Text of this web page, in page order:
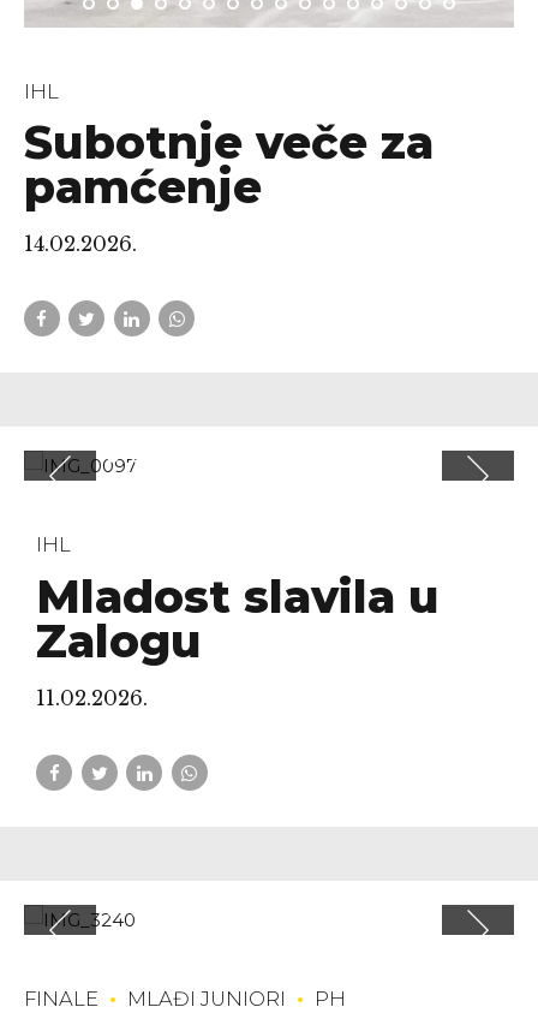
IHL
Subotnje veče za
pamćenje
14.02.2026.
IHL
Mladost slavila u
Zalogu
11.02.2026.
FINALE MLAĐI JUNIORI PH